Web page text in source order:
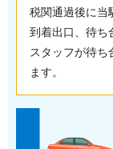
税関通過後に当
到着出口、待ち
スタッフが待ち
ます。